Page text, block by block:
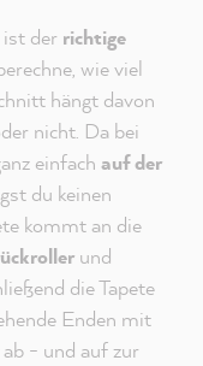
der richtige
wie viel
hängt davon
nicht. Da bei
einfach auf der
du keinen
kommt an die
und
die Tapete
Enden mit
- und auf zur